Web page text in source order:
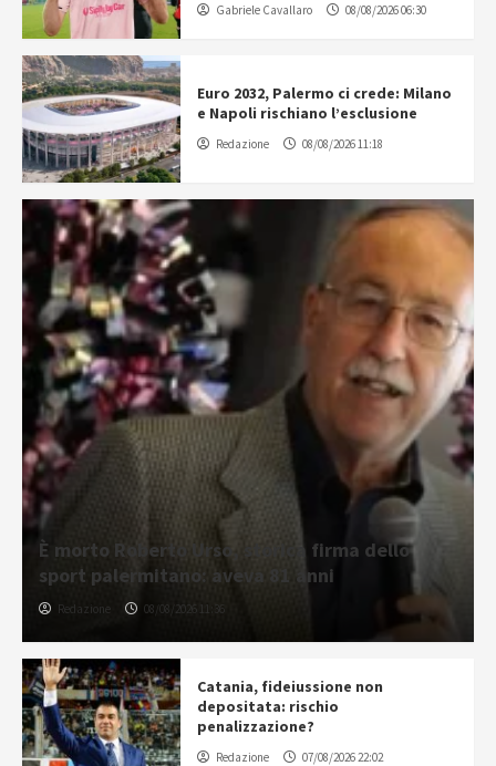
Gabriele Cavallaro 08/08/2026 06:30
Euro 2032, Palermo ci crede: Milano
e Napoli rischiano l’esclusione
Redazione 08/08/2026 11:18
È morto Roberto Urso, storica firma dello
sport palermitano: aveva 81 anni
Redazione 08/08/2026 11:36
Catania, fideiussione non
depositata: rischio
penalizzazione?
Redazione 07/08/2026 22:02